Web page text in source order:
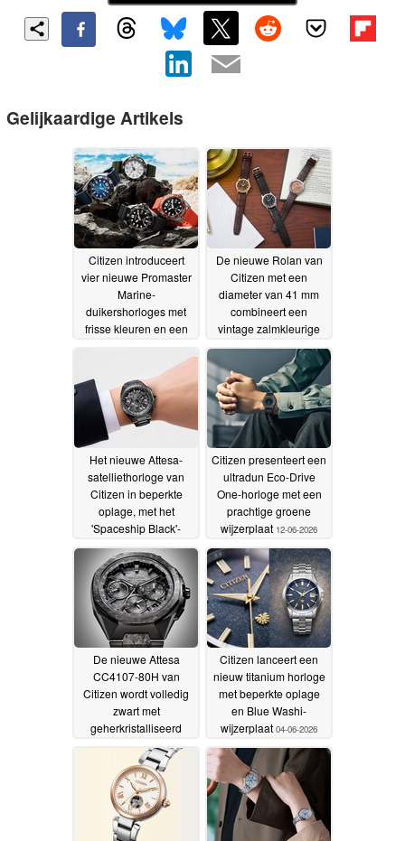
Gelijkaardige Artikels
Citizen introduceert
vier nieuwe Promaster
Marine-
duikershorloges met
frisse kleuren en een
01-07-2026
De nieuwe Rolan van
Citizen met een
diameter van 41 mm
combineert een
vintage zalmkleurige
wijzerplaat met Eco-
Drive-zonne-energie
16-06-2026
Het nieuwe Attesa-
satelliethorloge van
Citizen in beperkte
oplage, met het
'Spaceship Black'-
design, is nu
verkrijgbaar in de VS
en het VK12-06-2026
Citizen presenteert een
ultradun Eco-Drive
One-horloge met een
prachtige groene
wijzerplaat 12-06-2026
De nieuwe Attesa
CC4107-80H van
Citizen wordt volledig
zwart met
geherkristalliseerd
titanium en satelliet-
golf GPS10-06-2026
Citizen lanceert een
nieuw titanium horloge
met beperkte oplage
en Blue Washi-
wijzerplaat 04-06-2026